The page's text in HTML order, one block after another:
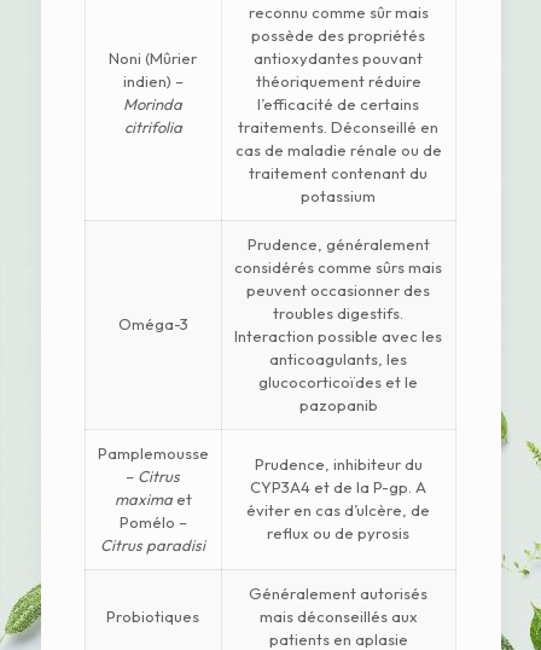
Noni (Mûrier
indien) –
Morinda
citrifolia
reconnu comme sûr mais
possède des propriétés
antioxydantes pouvant
théoriquement réduire
l’efficacité de certains
traitements. Déconseillé en
cas de maladie rénale ou de
traitement contenant du
potassium
Oméga-3
Prudence, généralement
considérés comme sûrs mais
peuvent occasionner des
troubles digestifs.
Interaction possible avec les
anticoagulants, les
glucocorticoïdes et le
pazopanib
Pamplemousse
– Citrus
maxima et
Pomélo –
Citrus paradisi
Prudence, inhibiteur du
CYP3A4 et de la P-gp. A
éviter en cas d’ulcère, de
reflux ou de pyrosis
Probiotiques
Généralement autorisés
mais déconseillés aux
patients en aplasie